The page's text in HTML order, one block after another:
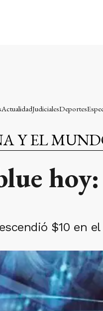
ActualidadJudicialesDeportes
Y EL
$10 en